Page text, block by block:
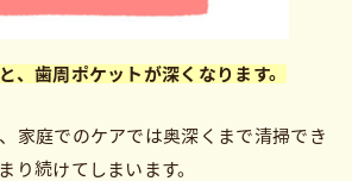
、歯周ポケットが深くなります。
家庭でのケアでは奥深くまで清掃でき
り続けてしまいます。